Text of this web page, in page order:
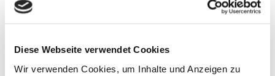
Diese Webseite verwendet Cookies
Wir verwenden Cookies, um Inhalte und Anzeigen zu
Branchenunabhängiger, internationaler Standard
Revisionssicherheit (PDF/A-3-Format dient als Format zur
Langzeitarchivierung)